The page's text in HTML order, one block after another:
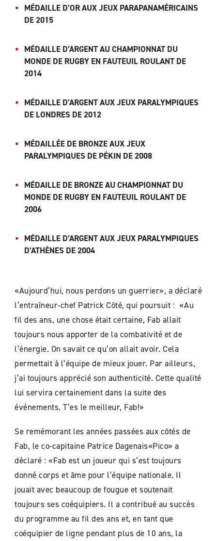
MÉDAILLE D’OR AUX JEUX PARAPANAMÉRICAINS
DE 2015
MÉDAILLE D’ARGENT AU CHAMPIONNAT DU
MONDE DE RUGBY EN FAUTEUIL ROULANT DE
2014
MÉDAILLE D’ARGENT AUX JEUX PARALYMPIQUES
DE LONDRES DE 2012
MÉDAILLÉE DE BRONZE AUX JEUX
PARALYMPIQUES DE PÉKIN DE 2008
MÉDAILLE DE BRONZE AU CHAMPIONNAT DU
MONDE DE RUGBY EN FAUTEUIL ROULANT DE
2006
MÉDAILLE D’ARGENT AUX JEUX PARALYMPIQUES
D’ATHÈNES DE 2004
«Aujourd’hui, nous perdons un guerrier», a déclaré
l’entraîneur-chef Patrick Côté, qui poursuit : «Au
fil desans, une chose était certaine, Fab allait
toujours nous apporter de la combativité et de
l’énergie. On savait ce qu’on allait avoir. Cela
permettait à l’équipe de mieux jouer. Par ailleurs,
j’ai toujours apprécié son authenticité. Cette qualité
lui servira certainement dans la suite des
événements. T’es le meilleur, Fab!»
Se remémorant les années passées aux côtés de
Fab, le co-capitaine Patrice Dagenais«Pico» a
déclaré : «Fab est un joueur qui s’est toujours
donné corps et âme pour l’équipe nationale. Il
jouait avec beaucoup de fougue et soutenait
toujours ses coéquipiers. Il a contribué au succès
du programme au fil des ans et, en tant que
coéquipier de ligne pendant plus de 10 ans, la